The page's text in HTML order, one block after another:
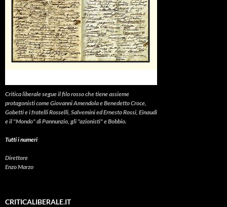
Critica liberalesegue il filo rosso che tiene assieme
protagonisti come Giovanni Amendola e Benedetto Croce,
Gobetti e i fratelli Rosselli, Salvemini ed Ernesto Rossi, Einaudi
e il "Mondo" di Pannunzio, gli "azionisti" e Bobbio.
Tutti i numeri
Direttore
Enzo Marzo
CRITICALIBERALE.IT